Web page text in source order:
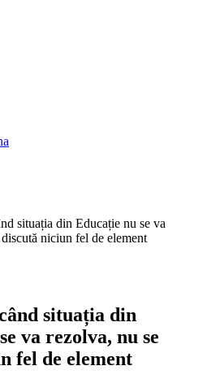
situația din Educație nu se va
niciun fel de element
situația din
va rezolva, nu se
fel de element